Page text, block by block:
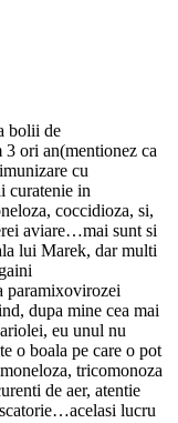
bolii de
ori an(mentionez ca
cu
curatenie in
coccidioza, si,
aviare…mai sunt si
lui Marek, dar multi
paramixovirozei
dupa mine cea mai
eu unul nu
o boala pe care o pot
tricomonoza
de aer, atentie
lucru